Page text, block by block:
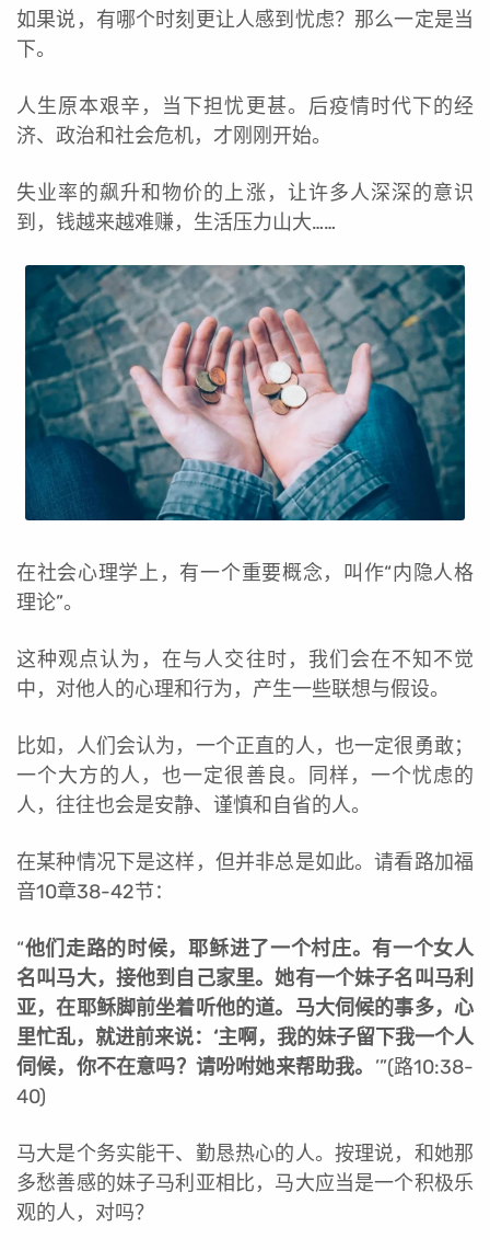
如果说，有哪个时刻更让人感到忧虑？那么一定是当
下。
人生原本艰辛，当下担忧更甚。后疫情时代下的经
济、政治和社会危机，才刚刚开始。
失业率的飙升和物价的上涨，让许多人深深的意识
到，钱越来越难赚，生活压力山大……
在社会心理学上，有一个重要概念，叫作“内隐人格
理论”。
这种观点认为，在与人交往时，我们会在不知不觉
中，对他人的心理和行为，产生一些联想与假设。
比如，人们会认为，一个正直的人，也一定很勇敢；
一个大方的人，也一定很善良。同样，一个忧虑的
人，往往也会是安静、谨慎和自省的人。
在某种情况下是这样，但并非总是如此。请看路加福
音10章38-42节：
“他们走路的时候，耶稣进了一个村庄。有一个女人
名叫马大，接他到自己家里。她有一个妹子名叫马利
亚，在耶稣脚前坐着听他的道。马大伺候的事多，心
里忙乱，就进前来说：‘主啊，我的妹子留下我一个人
伺候，你不在意吗？请吩咐她来帮助我。 ’”(路10:38-
40)
马大是个务实能干、勤恳热心的人。按理说，和她那
多愁善感的妹子马利亚相比，马大应当是一个积极乐
观的人，对吗？